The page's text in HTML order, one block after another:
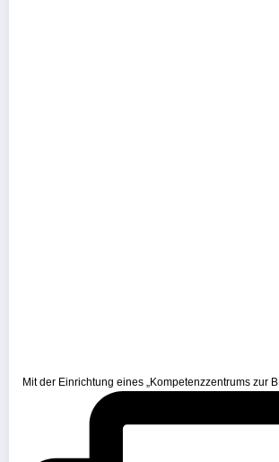
Mit der Einrichtung eines „Kompetenzzentrums zur B